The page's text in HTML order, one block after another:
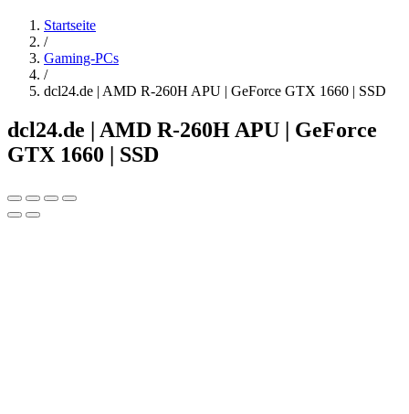
Startseite
/
Gaming-PCs
/
dcl24.de | AMD R-260H APU | GeForce GTX 1660 | SSD
dcl24.de | AMD R-260H APU | GeForce
GTX 1660 | SSD